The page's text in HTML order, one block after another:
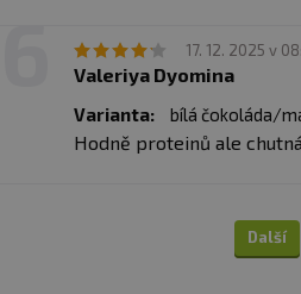
17. 12. 2025 v
Valeriya Dyomina
Varianta: bílá čokoláda/
Hodně proteinů ale
Další